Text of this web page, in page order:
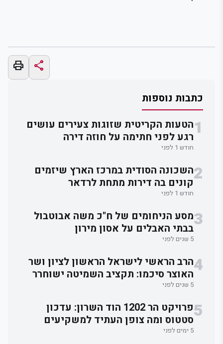
share
print
כתבות נוספות
1הטעות הקריטית שזוגות צעירים עושים
רגע לפני חתימה על חוזה דירה
חודש 1 לפני
2השכונה הסודית במרכז הארץ שיזמים
קונים בה דירות מתחת לרדאר
חודש 1 לפני
3מסע הניחומים של ח"כ משה אבוטבול
בבתי האבלים על אסון מירון
5 שנים לפני
4הרב הראשי לישראל הראשון לציון ושר
האוצר סיכמו: תקציב השמיטה ישוחרר
לאלתר.
5 שנים לפני
5
פרויקט הר 1202 הוד השרון: עדכון
סטטוס ומה צופן העתיד למשקיעים
5 ימים לפני